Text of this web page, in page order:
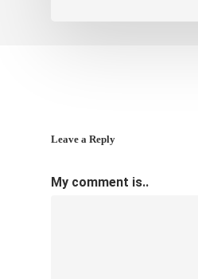
Leave a Reply
My comment is..